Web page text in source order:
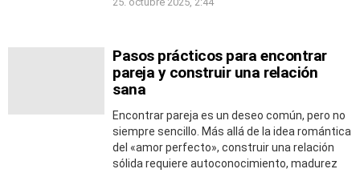
Pasos prácticos para encontrar
pareja y construir una relación
sana
Encontrar pareja es un deseo común, pero no
siempre sencillo. Más allá de la idea romántica
del «amor perfecto», construir una relación
sólida requiere autoconocimiento, madurez